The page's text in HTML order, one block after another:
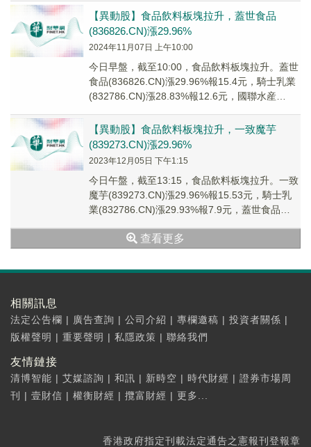
【異動股】食品飲料板塊拉升，蓋世食品
(836826.CN)漲29.96%
2024年11月07日 上午10:00
今日早盤，截至10:00，食品飲料板塊拉升。蓋世
食品(836826.CN)漲29.96%報15.4元，騎士乳業
(832786.CN)漲28.83%報12.6元，國聯水産
【異動股】食品飲料板塊拉升，一致魔芋
(839273.CN)漲29.96%
2023年12月05日 下午1:15
今日午盤，截至13:15，食品飲料板塊拉升。一致
魔芋(839273.CN)漲29.96%報15.53元，騎士乳
業(832786.CN)漲29.93%報7.9元，蓋世食品
查看更多
相關訊息
法定公告欄 | 廣告查詢 | 公司介紹 | 專欄邀稿 | 投資者關係 |
版權聲明 | 重要聲明 | 私隱政策 | 聯絡我們
友情鏈接
清博智能 | 艾媒諮詢 | 和訊 | 新時空 | 時代財經 | 證券市場周
刊
| 壹財信 | 權衡財經 | 攬富財經 | 更多...
香港政府指定刊載法定通告之憲報刊登報章